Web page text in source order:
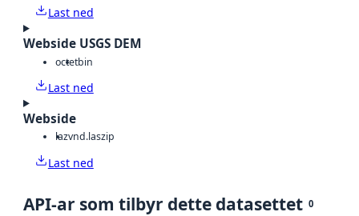
Last ned
Webside USGS DEM
octetbin
Last ned
Webside
lazvnd.laszip
Last ned
API-ar som tilbyr dette datasettet 0